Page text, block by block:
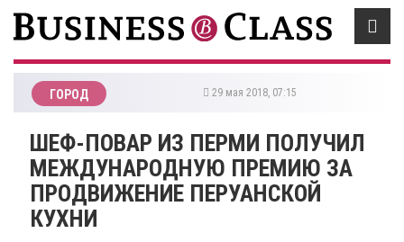
ГОРОД 29 мая 2018, 07:15
ШЕФ-ПОВАР ИЗ ПЕРМИ ПОЛУЧИЛ
МЕЖДУНАРОДНУЮ ПРЕМИЮ ЗА
ПРОДВИЖЕНИЕ ПЕРУАНСКОЙ
КУХНИ